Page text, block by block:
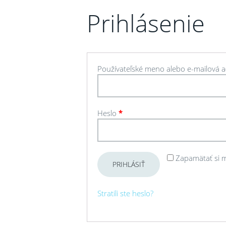
Prihlásenie
Používateľské meno alebo e-mailová
Heslo *
Zapamätať si
PRIHLÁSIŤ
Stratili ste heslo?